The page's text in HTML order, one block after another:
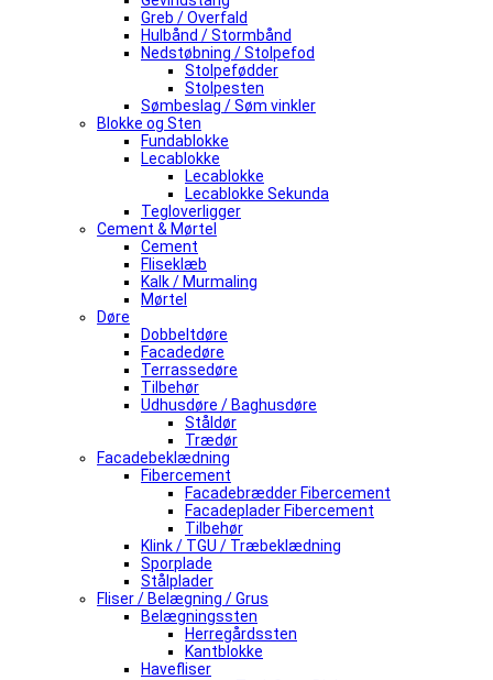
Greb / Overfald
Hulbånd / Stormbånd
Nedstøbning / Stolpefod
Stolpefødder
Stolpesten
Sømbeslag / Søm vinkler
Blokke og Sten
Fundablokke
Lecablokke
Lecablokke
Lecablokke Sekunda
Tegloverligger
Cement & Mørtel
Cement
Fliseklæb
Kalk / Murmaling
Mørtel
Døre
Dobbeltdøre
Facadedøre
Terrassedøre
Tilbehør
Udhusdøre / Baghusdøre
Ståldør
Trædør
Facadebeklædning
Fibercement
Facadebrædder Fibercement
Facadeplader Fibercement
Tilbehør
Klink / TGU / Træbeklædning
Sporplade
Stålplader
Fliser / Belægning / Grus
Belægningssten
Herregårdssten
Kantblokke
Havefliser